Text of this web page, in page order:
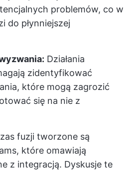
problemów, co w
do płynniejszej
Działania
zidentyfikować
które mogą zagrozić
się na nie z
fuzji tworzone są
które omawiają
z integracją. Dyskusje te